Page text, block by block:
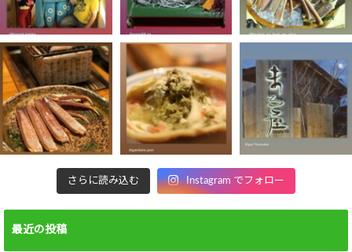
さらに読み込む Instagram でフォロー
最近の投稿